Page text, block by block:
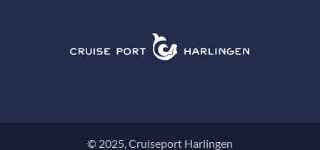
© 2025, Cruiseport Harlingen